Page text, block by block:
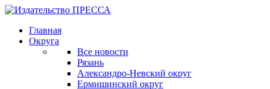
Главная
Округа
Все новости
Рязань
Александро-Невский округ
Ермишинский округ